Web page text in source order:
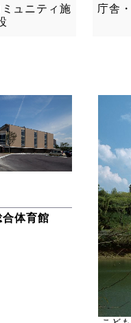
ュニティ施
庁舎
合体育館